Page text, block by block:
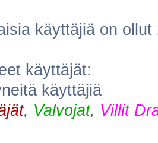
käyttäjiä on ollut
käyttäjät:
käyttäjiä
, Valvojat, Villit